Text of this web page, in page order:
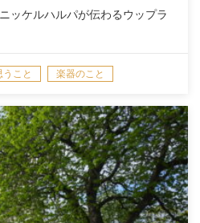
ッケルハルパが伝わるウップラ
うこと 楽器のこと